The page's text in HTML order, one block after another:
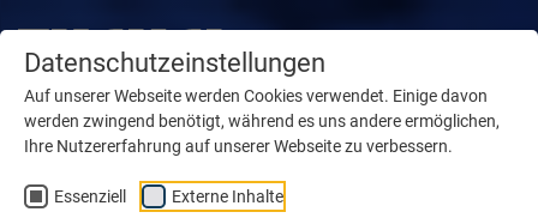
Datenschutzeinstellungen
Auf unserer Webseite werden Cookies verwendet. Einige davon
werden zwingend benötigt, während es uns andere ermöglichen,
Ihre Nutzererfahrung auf unserer Webseite zu verbessern.
Essenziell Externe Inhalte